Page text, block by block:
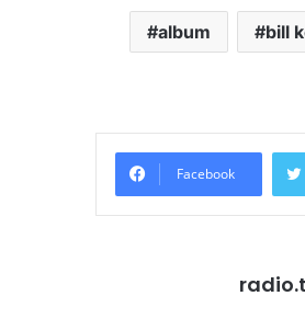
album bill
Facebook